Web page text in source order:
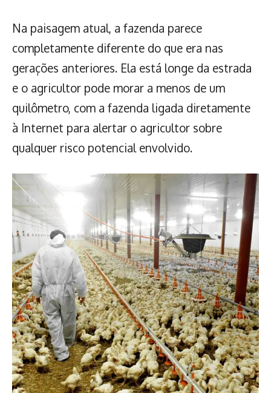
Na paisagem atual, a fazenda parece
completamente diferente do que era nas
gerações anteriores. Ela está longe da estrada
e o agricultor pode morar a menos de um
quilômetro, com a fazenda ligada diretamente
à Internet para alertar o agricultor sobre
qualquer risco potencial envolvido.